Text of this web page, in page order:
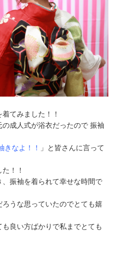
てみました！！
成人式が浴衣だったので 振袖
きなよ！！ 」と皆さんに言って
！！
振袖を着られて幸せな時間で
うな思っていたのでとても嬉
良い方ばかりで私までとても